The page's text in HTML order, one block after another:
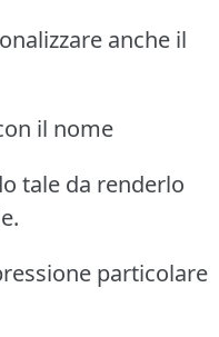
anche il
il nome
tale da renderlo
particolare